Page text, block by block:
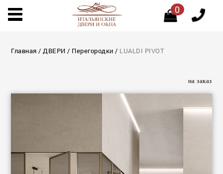
0
Главная / ДВЕРИ / Перегородки / LUALDI PIVOT
на заказ